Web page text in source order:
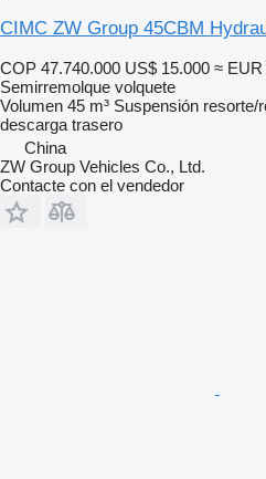
CIMC ZW Group 45CBM
COP 47.740.000 US$ 15.000 ≈ EUR
Semirremolque volquete
Volumen 45 m³ Suspensión resorte/
descarga trasero
China
ZW Group Vehicles Co., Ltd.
Contacte con el vendedor